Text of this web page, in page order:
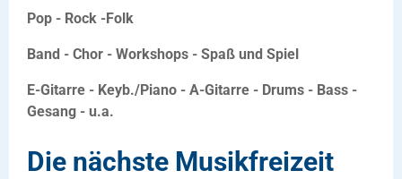
Pop - Rock -Folk
Band - Chor - Workshops - Spaß und Spiel
E-Gitarre - Keyb./Piano - A-Gitarre - Drums - Bass -
Gesang - u.a.
Die nächste Musikfreizeit